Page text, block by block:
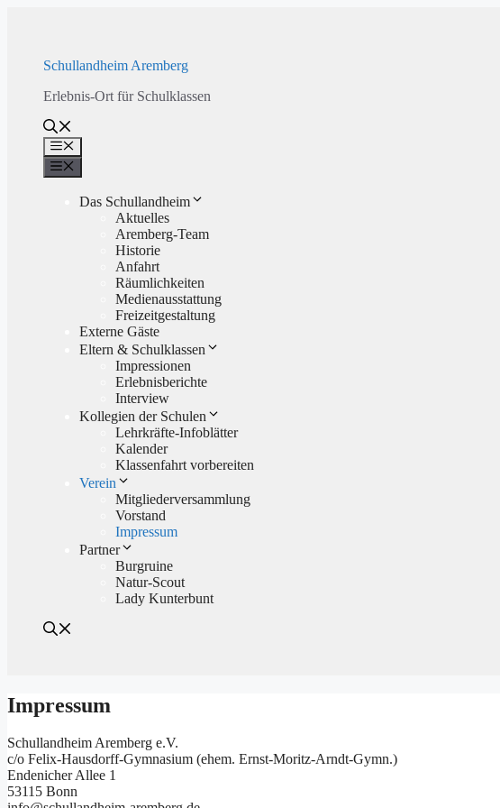
Schullandheim Aremberg
Erlebnis-Ort für Schulklassen
Menü
Das Schullandheim
Aktuelles
Aremberg-Team
Historie
Anfahrt
Räumlichkeiten
Medienausstattung
Freizeitgestaltung
Externe Gäste
Eltern & Schulklassen
Impressionen
Erlebnisberichte
Interview
Kollegien der Schulen
Lehrkräfte-Infoblätter
Kalender
Klassenfahrt vorbereiten
Verein
Mitgliederversammlung
Vorstand
Impressum
Partner
Burgruine
Natur-Scout
Lady Kunterbunt
Impressum
Schullandheim Aremberg e.V.
c/o Felix-Hausdorff-Gymnasium (ehem. Ernst-Moritz-Arndt-Gymn.)
Endenicher Allee 1
53115 Bonn